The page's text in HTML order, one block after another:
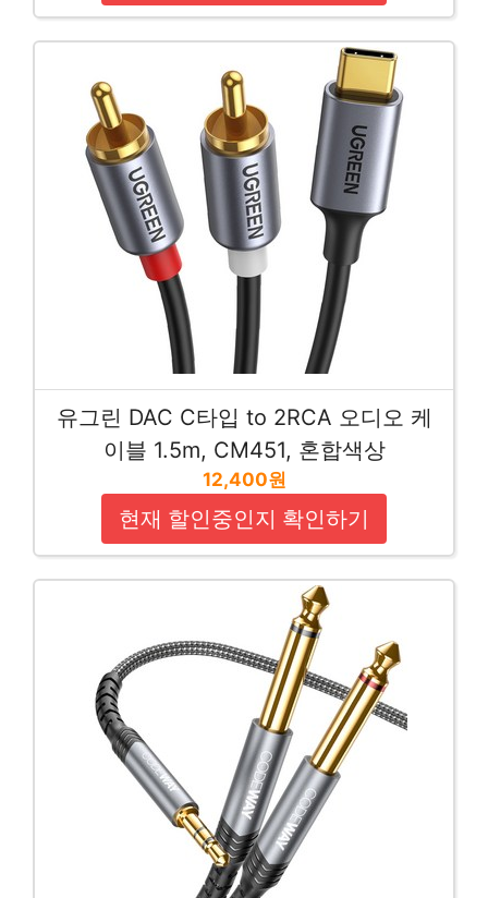
유그린 DAC C타입 to 2RCA 오디오 케
이블 1.5m, CM451, 혼합색상
12,400원
현재 할인중인지 확인하기